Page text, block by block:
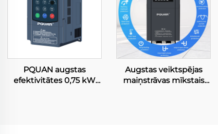
PQUAN augstas
efektivitātes 0,75 kW
Augstas veiktspējas
maiņstrāvas mīkstais